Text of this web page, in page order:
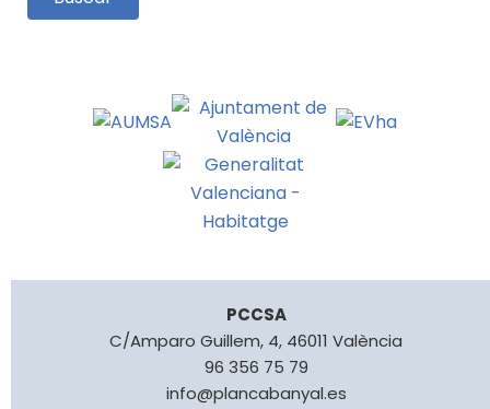
PCCSA
C/Amparo Guillem, 4, 46011 València
96 356 75 79
info@plancabanyal.es